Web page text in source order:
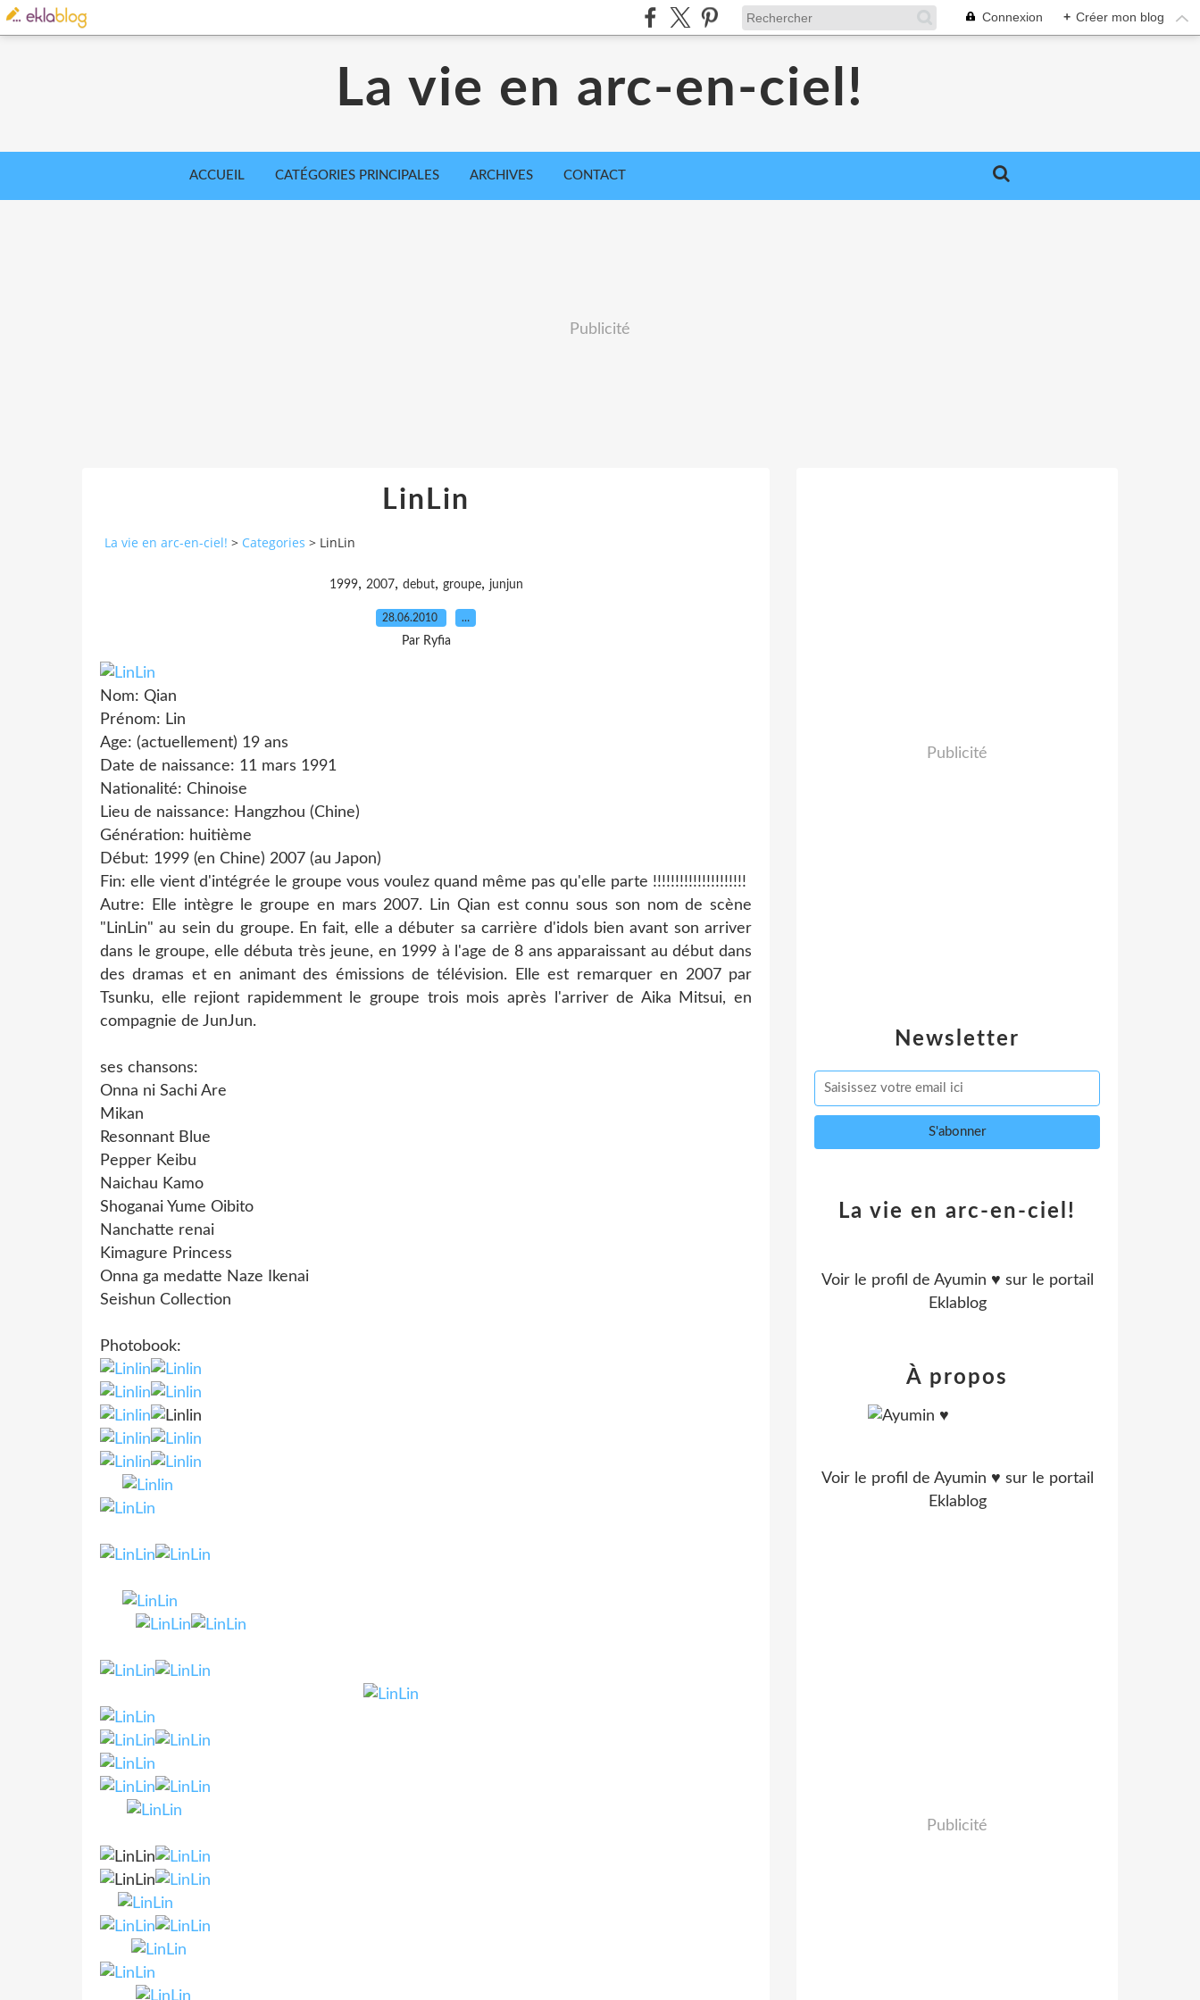
Connexion + Créer mon blog
La vie en arc-en-ciel!
ACCUEIL CATÉGORIES PRINCIPALES ARCHIVES CONTACT
Publicité
LinLin
La vie en arc-en-ciel! > Categories > LinLin
1999, 2007, debut, groupe, junjun
28.06.2010 …
Par Ryfia
Nom: Qian
Prénom: Lin
Age: (actuellement) 19 ans
Date de naissance: 11 mars 1991
Nationalité: Chinoise
Lieu de naissance: Hangzhou (Chine)
Génération: huitième
Début: 1999 (en Chine) 2007 (au Japon)
Fin: elle vient d'intégrée le groupe vous voulez quand même pas qu'elle parte !!!!!!!!!!!!!!!!!!!!!
Autre: Elle intègre le groupe en mars 2007. Lin Qian est connu sous son nom de scène
"LinLin" au sein du groupe. En fait, elle a débuter sa carrière d'idols bien avant son arriver
dans le groupe, elle débuta très jeune, en 1999 à l'age de 8 ans apparaissant au début dans
des dramas et en animant des émissions de télévision. Elle est remarquer en 2007 par
Tsunku, elle rejiont rapidemment le groupe trois mois après l'arriver de Aika Mitsui, en
compagnie de JunJun.
ses chansons:
Onna ni Sachi Are
Mikan
Resonnant Blue
Pepper Keibu
Naichau Kamo
Shoganai Yume Oibito
Nanchatte renai
Kimagure Princess
Onna ga medatte Naze Ikenai
Seishun Collection
Photobook:
Newsletter
Publicité
La vie en arc-en-ciel!
Voir le profil de Ayumin ♥ sur le portail
Eklablog
À propos
Voir le profil de Ayumin ♥ sur le portail
Eklablog
Publicité